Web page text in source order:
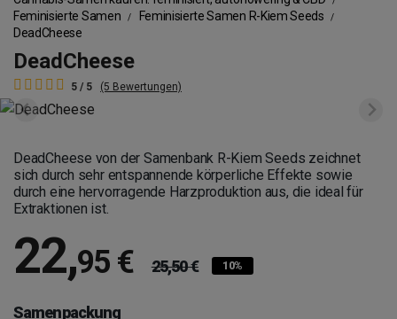
Feminisierte Samen
Feminisierte Samen R-Kiem Seeds
DeadCheese
DeadCheese
5 / 5 (5 Bewertungen)
DeadCheese von der Samenbank R-Kiem Seeds zeichnet
sich durch sehr entspannende körperliche Effekte sowie
durch eine hervorragende Harzproduktion aus, die ideal für
Extraktionen ist.
22,95 € 25,50 € 10%
Samenpackung